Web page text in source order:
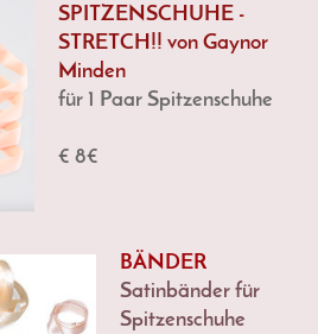
SPITZENSCHUHE -
STRETCH!! von Gaynor
Minden
für 1 Paar Spitzenschuhe
€ 8€
BÄNDER
Satinbänder für
Spitzenschuhe